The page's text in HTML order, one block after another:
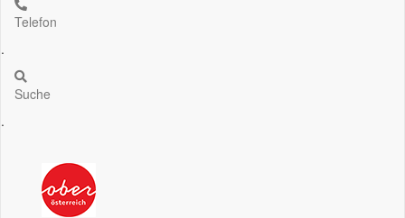
Telefon
.
Suche
.